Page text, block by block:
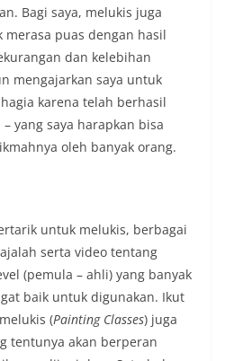
Bagi saya, melukis juga
merasa puas dengan hasil
dan kelebihan
mengajarkan saya untuk
karena telah berhasil
yang saya harapkan bisa
oleh banyak orang.
untuk melukis, berbagai
serta video tentang
(pemula – ahli) yang banyak
baik untuk digunakan. Ikut
(Painting Classes) juga
tentunya akan berperan